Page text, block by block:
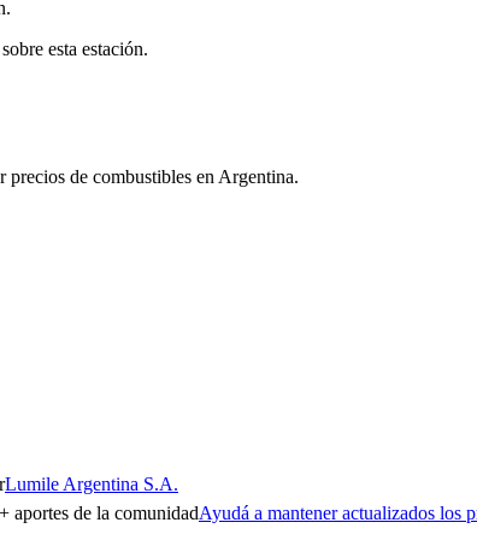
esta estación.
de combustibles en Argentina.
Lumile Argentina S.A.
aportes de la comunidadAyudá a mantener actualizados los